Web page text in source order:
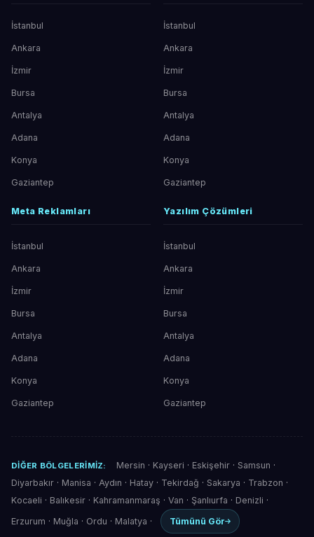
İstanbul
Ankara
İzmir
Bursa
Antalya
Adana
Konya
Gaziantep
İstanbul
Ankara
İzmir
Bursa
Antalya
Adana
Konya
Gaziantep
Meta Reklamları
İstanbul
Ankara
İzmir
Bursa
Antalya
Adana
Konya
Gaziantep
Yazılım Çözümleri
İstanbul
Ankara
İzmir
Bursa
Antalya
Adana
Konya
Gaziantep
DIĞER BÖLGELERIMIZ: Mersin · Kayseri · Eskişehir· Samsun ·
Diyarbakır · Manisa · Aydın · Hatay · Tekirdağ · Sakarya · Trabzon ·
Kocaeli · Balıkesir · Kahramanmaraş · Van · Şanlıurfa · Denizli ·
Erzurum · Muğla · Ordu · Malatya · Tümünü Gör